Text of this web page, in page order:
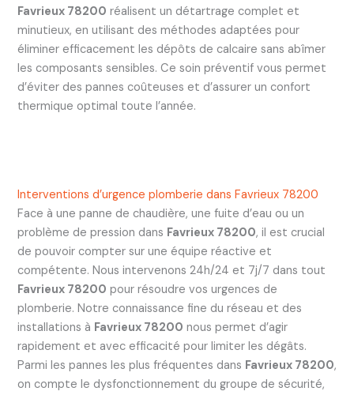
Favrieux 78200 réalisent un détartrage complet et
minutieux, en utilisant des méthodes adaptées pour
éliminer efficacement les dépôts de calcaire sans abîmer
les composants sensibles. Ce soin préventif vous permet
d’éviter des pannes coûteuses et d’assurer un confort
thermique optimal toute l’année.
Interventions d’urgence plomberie dans Favrieux 78200
Face à une panne de chaudière, une fuite d’eau ou un
problème de pression dans Favrieux 78200, il est crucial
de pouvoir compter sur une équipe réactive et
compétente. Nous intervenons 24h/24 et 7j/7 dans tout
Favrieux 78200 pour résoudre vos urgences de
plomberie. Notre connaissance fine du réseau et des
installations à Favrieux 78200 nous permet d’agir
rapidement et avec efficacité pour limiter les dégâts.
Parmi les pannes les plus fréquentes dans Favrieux 78200,
on compte le dysfonctionnement du groupe de sécurité,